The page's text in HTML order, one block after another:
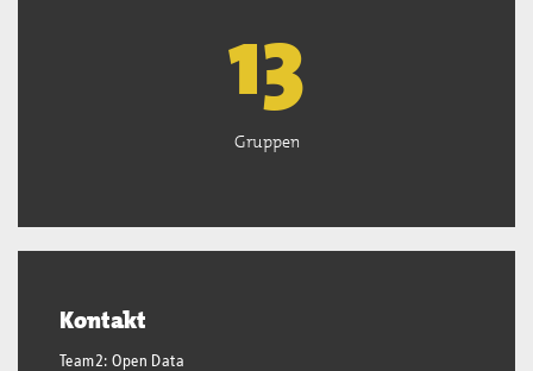
13
Gruppen
Kontakt
Team2: Open Data